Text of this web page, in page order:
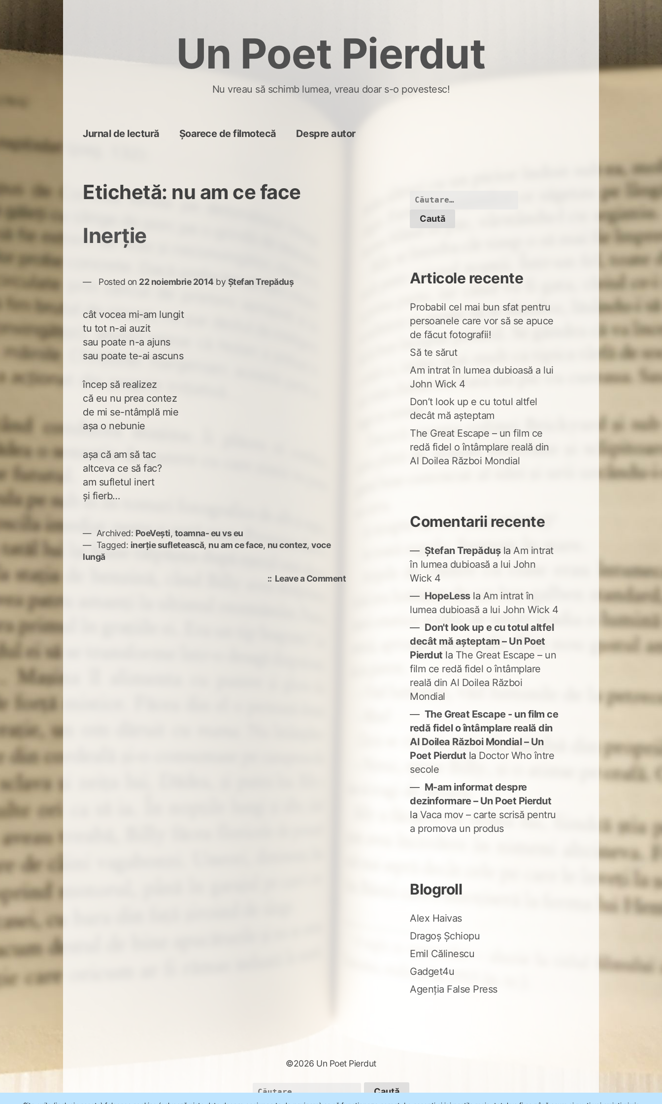
Un Poet Pierdut
Nu vreau să schimb lumea, vreau doar s-o povestesc!
Jurnal de lectură Șoarece de filmotecă Despre autor
Etichetă: nu am ce face
Inerție
Posted on 22 noiembrie 2014 by Ștefan Trepăduș
cât vocea mi-am lungit
tu tot n-ai auzit
sau poate n-a ajuns
sau poate te-ai ascuns
încep să realizez
că eu nu prea contez
de mi se-ntâmplă mie
așa o nebunie
așa că am să tac
altceva ce să fac?
am sufletul inert
și fierb…
Archived: PoeVești, toamna- eu vs eu
Tagged: inerție sufletească, nu am ce face, nu contez,voce
lungă
Leave a Commenton
Caută
Articole recente
Probabil cel mai bun sfat pentru
persoanele care vor să se apuce
de făcut fotografii!
Să te sărut
Am intrat în lumea dubioasă a lui
John Wick 4
Don’t look up e cu totul altfel
decât mă așteptam
The Great Escape – un film ce
redă fidel o întâmplare reală din
Al Doilea Război Mondial
Comentarii recente
Ștefan Trepădușla Am intrat
în lumea dubioasă a lui John
Wick 4
HopeLessla Am intrat în
lumea dubioasă a lui John Wick 4
Don't look up e cu totul altfel
decât mă așteptam – Un Poet
Pierdut la The Great Escape – un
film ce redă fidel o întâmplare
reală din Al Doilea Război
Mondial
The Great Escape - un film ce
redă fidel o întâmplare reală din
Al Doilea Război Mondial – Un
Poet Pierdut la Doctor Who între
secole
M-am informat despre
dezinformare – Un Poet Pierdut
la Vaca mov – carte scrisă pentru
a promova un produs
Blogroll
Alex Haivas
Dragoș Șchiopu
Emil Călinescu
Gadget4u
Agenția False Press
©2026 Un Poet Pierdut
Caută